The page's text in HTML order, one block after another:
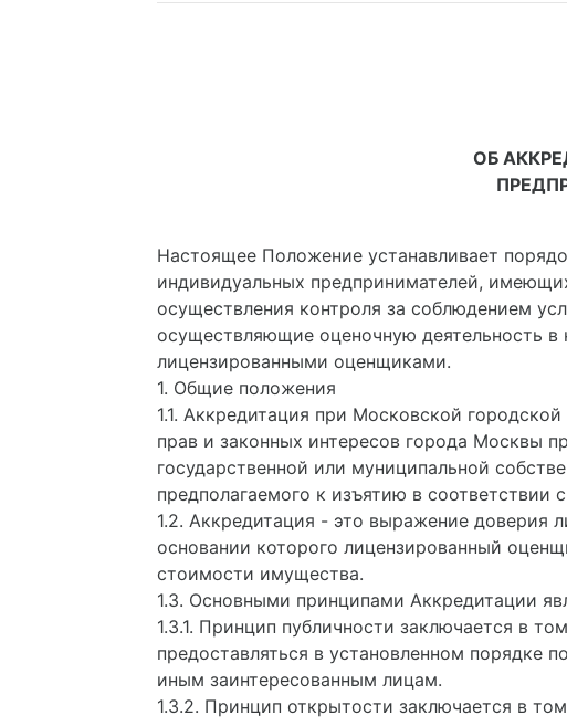
ОБ
Настоящее Положение устанавливает
индивидуальных предпринимателей,
осуществления контроля за соблюдением
осуществляющие оценочную деятельность
лицензированными оценщиками.
1. Общие положения
1.1. Аккредитация при Московской
прав и законных интересов города Москвы
государственной или муниципальной
предполагаемого к изъятию в
1.2. Аккредитация - это выражение доверия
основании которого лицензированный
стоимости имущества.
1.3. Основными принципами Аккредитации
1.3.1. Принцип публичности заключается в
предоставляться в установленном порядке
иным заинтересованным лицам.
1.3.2. Принцип открытости заключается в